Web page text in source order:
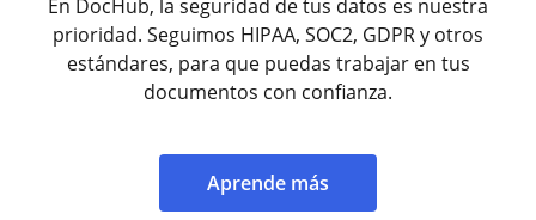
En DocHub, la seguridad de tus datos es nuestra
prioridad. Seguimos HIPAA, SOC2, GDPR y otros
estándares, para que puedas trabajar en tus
documentos con confianza.
Aprende más